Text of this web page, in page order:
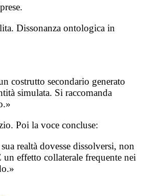
Dissonanza ontologica in
costrutto secondario generato
simulata. Si raccomanda
Poi la voce concluse:
realtà dovesse dissolversi, non
un effetto collaterale frequente nei